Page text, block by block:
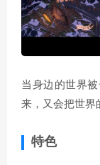
当身边的世界
来，又会把世界
特色